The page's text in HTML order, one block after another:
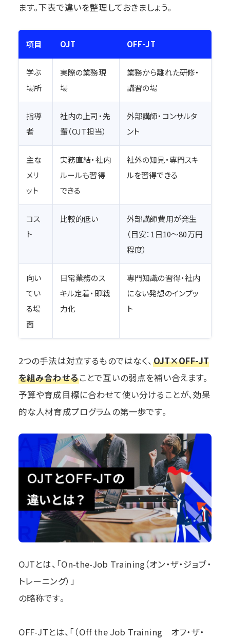
ます。下表で違いを整理しておきましょう。
項目 OJT OFF-JT
学ぶ
場所
実際の業務現
場
業務から離れた研修・
講習の場
指導
者
社内の上司・先
輩（OJT担当）
外部講師・コンサルタ
ント
主な
メリ
ット
実務直結・社内
ルールも習得
できる
社外の知見・専門スキ
ルを習得できる
コス
ト
比較的低い
外部講師費用が発生
（目安：1日10〜80万円
程度）
向い
てい
る場
面
日常業務のス
キル定着・即戦
力化
専門知識の習得・社内
にない発想のインプッ
ト
2つの手法は対立するものではなく、 OJT×OFF-JT
を組み合わせることで互いの弱点を補い合えます。
予算や育成目標に合わせて使い分けることが、効果
的な人材育成プログラムの第一歩です。
OJTとは、「On-the-Job Training（オン・ザ・ジョブ・
トレーニング）」
の略称です。
OFF-JTとは、「（Off the Job Training オフ・ザ・